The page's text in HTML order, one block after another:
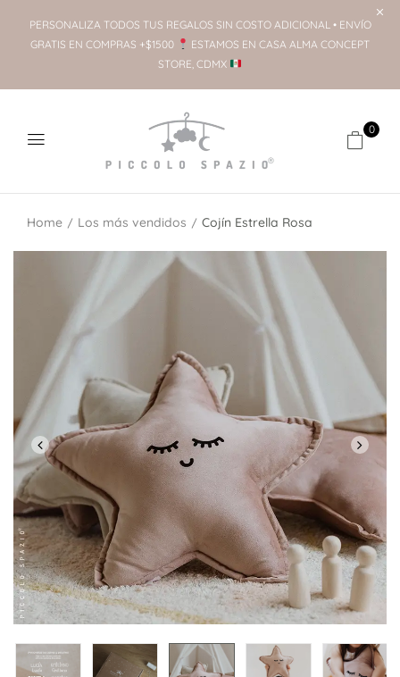
PERSONALIZA TODOS TUS REGALOS SIN COSTO ADICIONAL • ENVÍO
GRATIS EN COMPRAS +$1500
ESTAMOS EN CASA ALMA CONCEPT
STORE, CDMX
0
Home Los más vendidos Cojín Estrella Rosa